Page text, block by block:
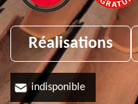
Réalisations
indisponible